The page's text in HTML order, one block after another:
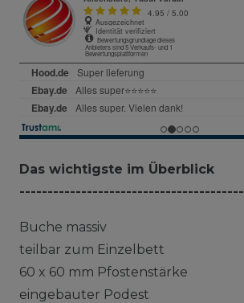
Das wichtigste im Überblick
----------------------------------------
Buche massiv
teilbar zum Einzelbett
60 x 60 mm Pfostenstärke
eingebauter Podest